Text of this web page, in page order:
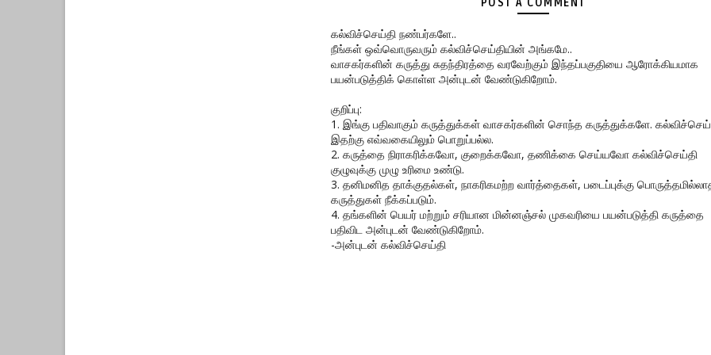
கல்விச்செய்தி நண்பர்களே..
நீங்கள் ஒவ்வொருவரும் கல்விச்செய்தியின் அங்கமே..
வாசகர்களின் கருத்து சுதந்திரத்தை வரவேற்கும் இந்தப்பகுதியை ஆரோக்கியமாக
பயன்படுத்திக் கொள்ள அன்புடன் வேண்டுகிறோம்.
குறிப்பு:
1. இங்கு பதிவாகும் கருத்துக்கள் வாசகர்களின் சொந்த கருத்துக்களே.
இதற்கு எவ்வகையிலும் பொறுப்பல்ல.
2. கருத்தை நிராகரிக்கவோ, குறைக்கவோ, தணிக்கை செய்யவோ கல்விச்செய்தி
குழுவுக்கு முழு உரிமை உண்டு.
3. தனிமனித தாக்குதல்கள், நாகரிகமற்ற வார்த்தைகள், படைப்புக்கு
கருத்துகள் நீக்கப்படும்.
4. தங்களின் பெயர் மற்றும் சரியான மின்னஞ்சல் முகவரியை பயன்படுத்தி கருத்தை
பதிவிட அன்புடன் வேண்டுகிறோம்.
-அன்புடன் கல்விச்செய்தி